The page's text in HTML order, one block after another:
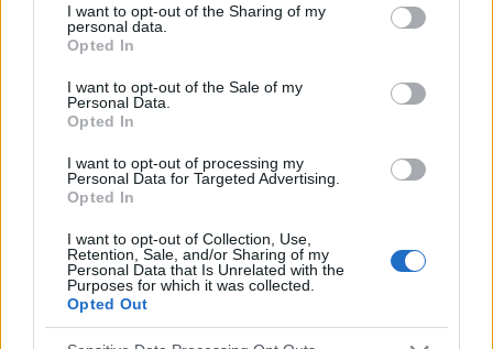
not limited to your visit or usage behaviour. You may click to
grant or deny consent to Google and its third-party tags to
use your data for below specified purposes in below Google
consent section.
I want to opt-out of the Sharing of my
personal data.
Opted In
I want to opt-out of the Sale of my
Personal Data.
Opted In
I want to opt-out of processing my
Personal Data for Targeted Advertising.
Opted In
I want to opt-out of Collection, Use,
Retention, Sale, and/or Sharing of my
Personal Data that Is Unrelated with the
Purposes for which it was collected.
Opted Out